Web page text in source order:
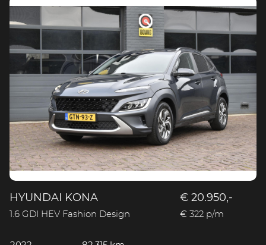
HYUNDAI KONA
1.6 GDI HEV Fashion Design
€ 20.950,-
€ 322 p/m